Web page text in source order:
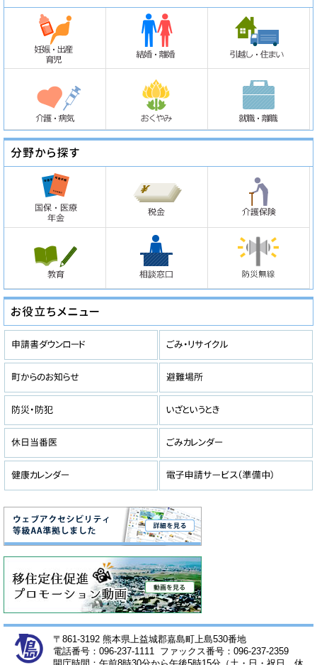
〒861-3192 熊本県上益城郡嘉島町上島530番地
電話番号：096-237-1111 ファックス番号：096-237-2359